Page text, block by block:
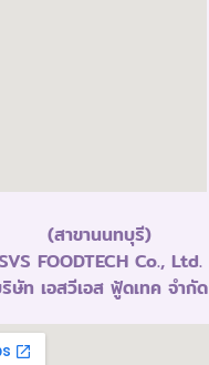
(สาขานนทบุรี)
FOODTECH Co., Ltd.
ษัท เอสวีเอส ฟู้ดเทค จำกัด